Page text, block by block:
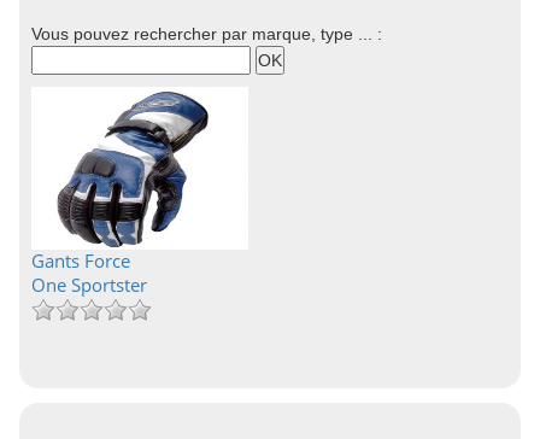
Vous pouvez rechercher par marque, type ... :
Gants Force
One Sportster